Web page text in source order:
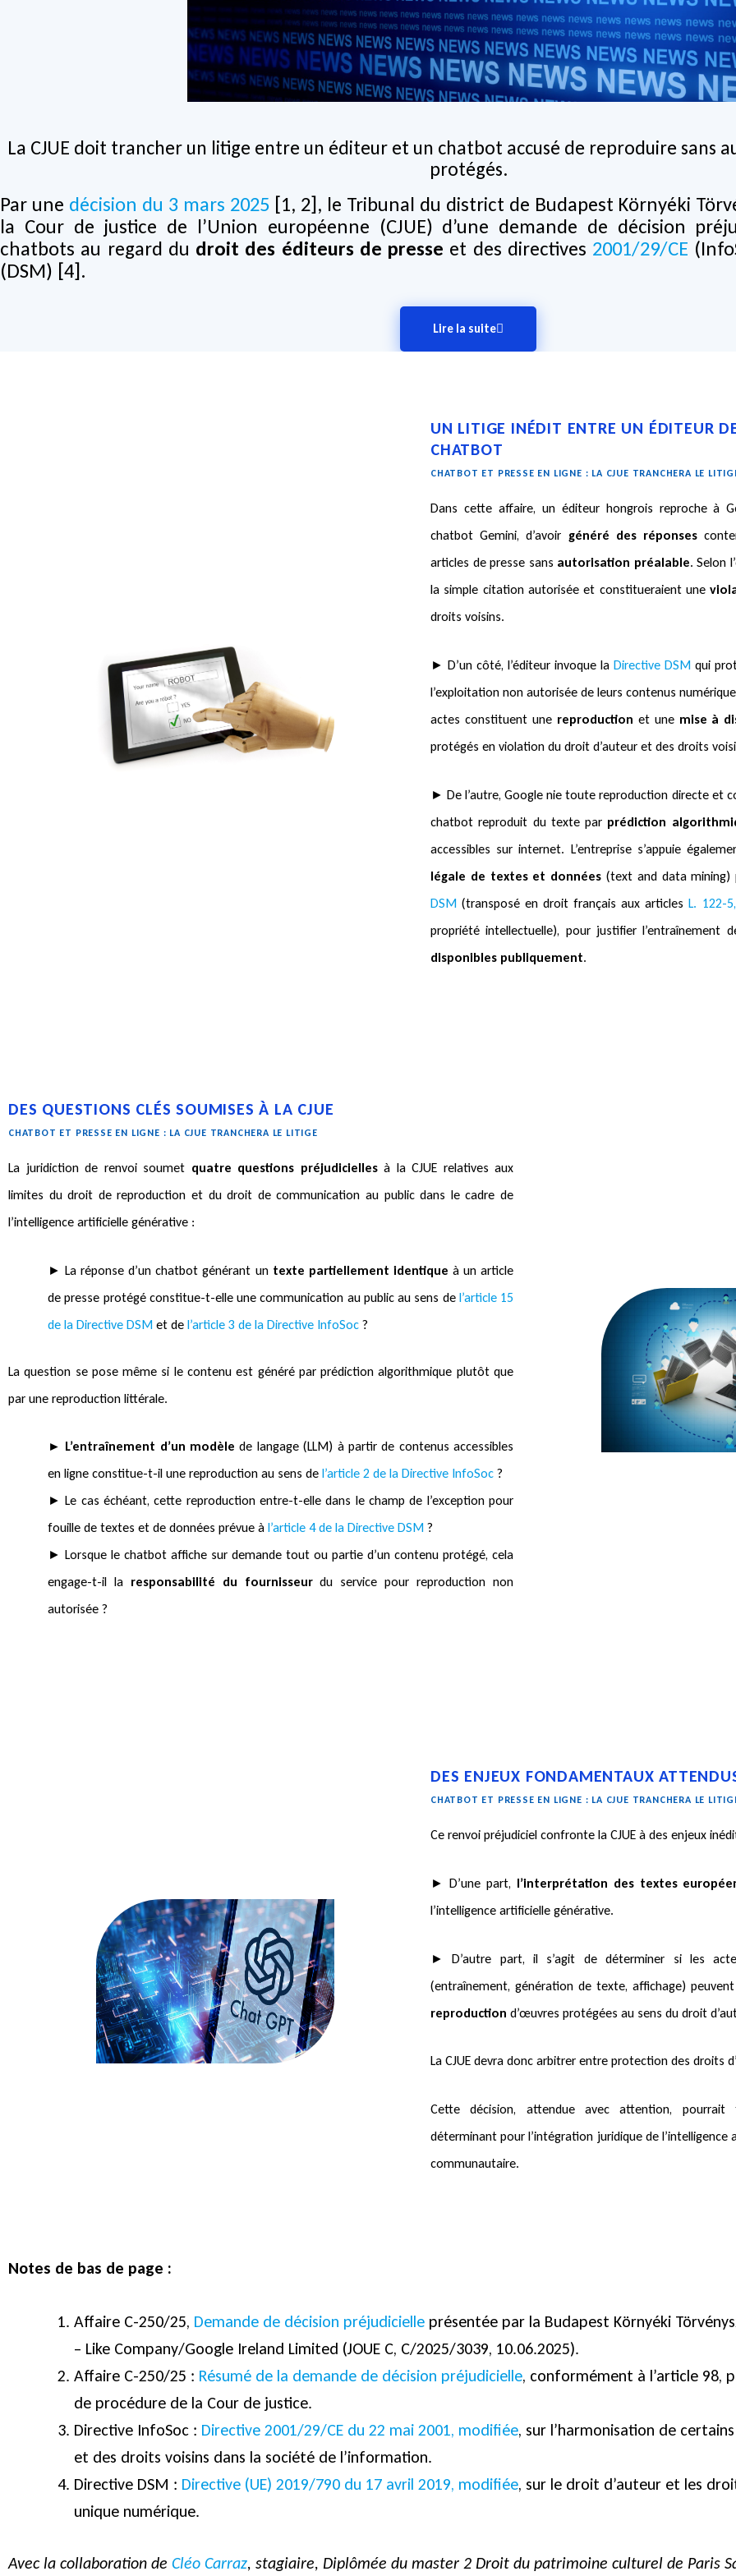
La CJUE doit trancher un litige entre un éditeur et un chatbot accusé de reproduire sans
protégés.
Par une décision du 3 mars 2025 [1, 2], le Tribunal du district de Budapest Környéki
la Cour de justice de l’Union européenne (CJUE) d’une demande de décision
chatbots au regard du droit des éditeurs de presse et des directives 2001/29/CE
(DSM) [4].
Lire la suite
UN LITIGE INÉDIT ENTRE UN ÉDITEUR
CHATBOT
CHATBOT ET PRESSE EN LIGNE : LA CJUE TRANCHERA LE
Dans cette affaire, un éditeur hongrois reproche à
chatbot Gemini, d’avoir généré des réponses
articles de presse sans autorisation préalable. Selon
la simple citation autorisée et constitueraient une
droits voisins.
► D’un côté, l’éditeur invoque la Directive DSM qui
l’exploitation non autorisée de leurs contenus
actes constituent une reproduction et une mise à
protégés en violation du droit d’auteur et des droits
► De l’autre, Google nie toute reproduction directe et
chatbot reproduit du texte par prédiction
accessibles sur internet. L’entreprise s’appuie
légale de textes et données (text and data mining)
DSM (transposé en droit français aux articlesL. 122-
propriété intellectuelle), pour justifier l’entraînement
disponibles publiquement.
DES QUESTIONS CLÉS SOUMISES À LA CJUE
CHATBOT ET PRESSE EN LIGNE : LA CJUE TRANCHERA LE LITIGE
La juridiction de renvoi soumet quatre questions préjudiciellesà la CJUE relatives aux
limites du droit de reproduction et du droit de communication au public dans le cadre de
l’intelligence artificielle générative :
► La réponse d’un chatbot générant un texte partiellement identique à un article
de presse protégé constitue-t-elle une communication au public au sens de l’article 15
de la Directive DSM et de l’article 3 de la Directive InfoSoc ?
La question se pose même si le contenu est généré par prédiction algorithmique plutôt que
par une reproduction littérale.
► L’entraînement d’un modèle de langage (LLM) à partir de contenus accessibles
en ligne constitue-t-il une reproduction au sens de l’article 2 de la Directive InfoSoc ?
► Le cas échéant, cette reproduction entre-t-elle dans le champ de l’exception pour
fouille de textes et de données prévue à l’article 4 de la Directive DSM ?
► Lorsque le chatbot affiche sur demande tout ou partie d’un contenu protégé, cela
engage-t-il la responsabilité du fournisseurdu service pour reproduction non
autorisée ?
DES ENJEUX FONDAMENTAUX
CHATBOT ET PRESSE EN LIGNE : LA CJUE TRANCHERA LE
Ce renvoi préjudiciel confronte la CJUE à des enjeux
► D’une part, l’interprétation des textes
l’intelligence artificielle générative.
► D’autre part, il s’agit de déterminer si les
(entraînement, génération de texte, affichage)
reproduction d’œuvres protégées au sens du droit
La CJUE devra donc arbitrer entre protection des droits
Cette décision, attendue avec attention,
déterminant pour l’intégration juridique de l’intelligence
communautaire.
Notes de bas de page :
Affaire C-250/25, Demande de décision préjudicielle présentée par la Budapest Környéki
– Like Company/Google Ireland Limited (JOUE C, C/2025/3039, 10.06.2025).
Affaire C-250/25 : Résumé de la demande de décision préjudicielle, conformément à l’article 98,
de procédure de la Cour de justice.
Directive InfoSoc : Directive 2001/29/CE du 22 mai 2001, modifiée, sur l’harmonisation de
et des droits voisins dans la société de l’information.
Directive DSM : Directive (UE) 2019/790 du 17 avril 2019, modifiée, sur le droit d’auteur et les
unique numérique.
Avec la collaboration de Cléo Carraz, stagiaire, Diplômée du master 2 Droit du patrimoine culturel de Paris